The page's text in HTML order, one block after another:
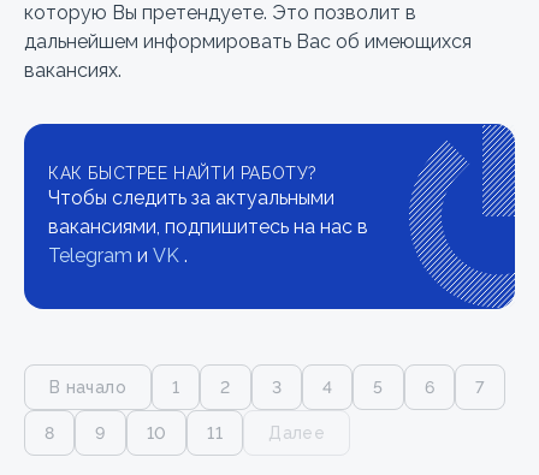
которую Вы претендуете. Это позволит в
дальнейшем информировать Вас об имеющихся
вакансиях.
КАК БЫСТРЕЕ НАЙТИ РАБОТУ?
Чтобы следить за актуальными
вакансиями, подпишитесь на нас в
Telegram и VK .
В начало 1 2 3 4 5 6 7
8 9 10 11 Далее